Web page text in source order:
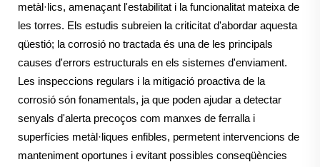
metàl·lics, amenaçant l'estabilitat i la funcionalitat mateixa de
les torres. Els estudis subreien la criticitat d'abordar aquesta
qüestió; la corrosió no tractada és una de les principals
causes d'errors estructurals en els sistemes d'enviament.
Les inspeccions regulars i la mitigació proactiva de la
corrosió són fonamentals, ja que poden ajudar a detectar
senyals d'alerta precoços com manxes de ferralla i
superfícies metàl·liques enfibles, permetent intervencions de
manteniment oportunes i evitant possibles conseqüències